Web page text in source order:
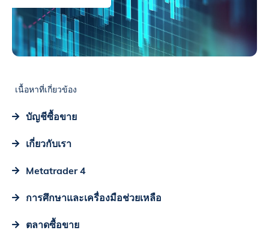
เนื้อหาที่เกี่ยวข้อง
บัญชีซื้อขาย
เกี่ยวกับเรา
Metatrader 4
การศึกษาและเครื่องมือช่วยเหลือ
ตลาดซื้อขาย